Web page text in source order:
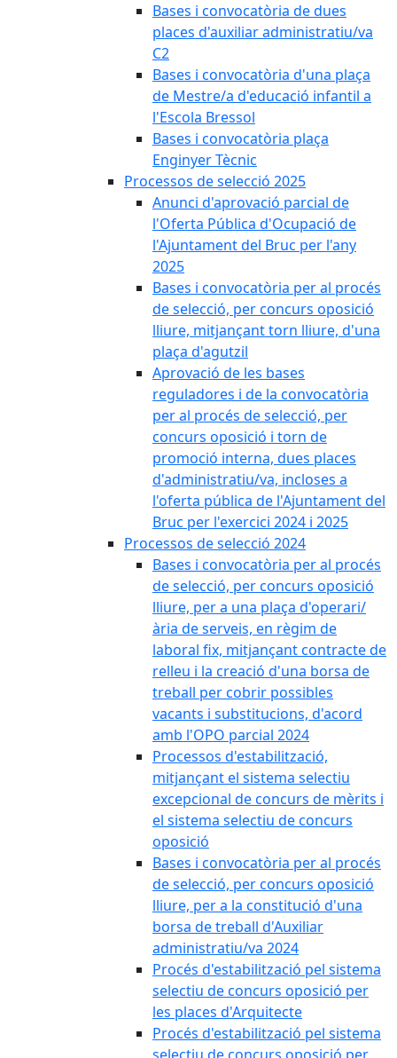
Bases i convocatòria de dues
places d'auxiliar administratiu/va
C2
Bases i convocatòria d'una plaça
de Mestre/a d'educació infantil a
l'Escola Bressol
Bases i convocatòria plaça
Enginyer Tècnic
Processos de selecció 2025
Anunci d'aprovació parcial de
l'Oferta Pública d'Ocupació de
l'Ajuntament del Bruc per l'any
2025
Bases i convocatòria per al procés
de selecció, per concurs oposició
lliure, mitjançant torn lliure, d'una
plaça d'agutzil
Aprovació de les bases
reguladores i de la convocatòria
per al procés de selecció, per
concurs oposició i torn de
promoció interna, dues places
d'administratiu/va, incloses a
l'oferta pública de l'Ajuntament del
Bruc per l'exercici 2024 i 2025
Processos de selecció 2024
Bases i convocatòria per al procés
de selecció, per concurs oposició
lliure, per a una plaça d'operari/
ària de serveis, en règim de
laboral fix, mitjançant contracte de
relleu i la creació d'una borsa de
treball per cobrir possibles
vacants i substitucions, d'acord
amb l'OPO parcial 2024
Processos d'estabilització,
mitjançant el sistema selectiu
excepcional de concurs de mèrits i
el sistema selectiu de concurs
oposició
Bases i convocatòria per al procés
de selecció, per concurs oposició
lliure, per a la constitució d'una
borsa de treball d'Auxiliar
administratiu/va 2024
Procés d'estabilització pel sistema
selectiu de concurs oposició per
les places d'Arquitecte
Procés d'estabilització pel sistema